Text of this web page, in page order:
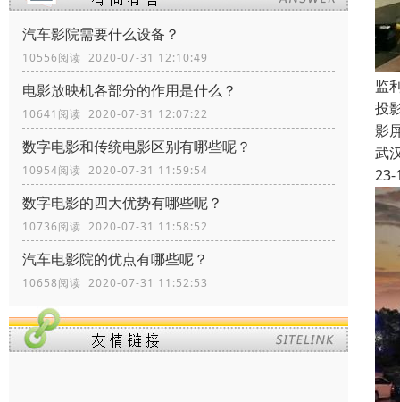
汽车影院需要什么设备？
10556阅读 2020-07-31 12:10:49
电影放映机各部分的作用是什么？
10641阅读 2020-07-31 12:07:22
数字电影和传统电影区别有哪些呢？
10954阅读 2020-07-31 11:59:54
数字电影的四大优势有哪些呢？
10736阅读 2020-07-31 11:58:52
汽车电影院的优点有哪些呢？
10658阅读 2020-07-31 11:52:53
监
投
影
武
23-